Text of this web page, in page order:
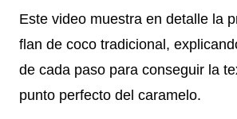
Este video muestra en detalle la
flan de coco tradicional,
de cada paso para conseguir la
punto perfecto del caramelo.